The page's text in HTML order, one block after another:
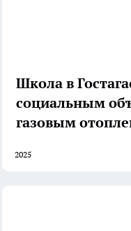
Школа в
социальным
газовым
2025